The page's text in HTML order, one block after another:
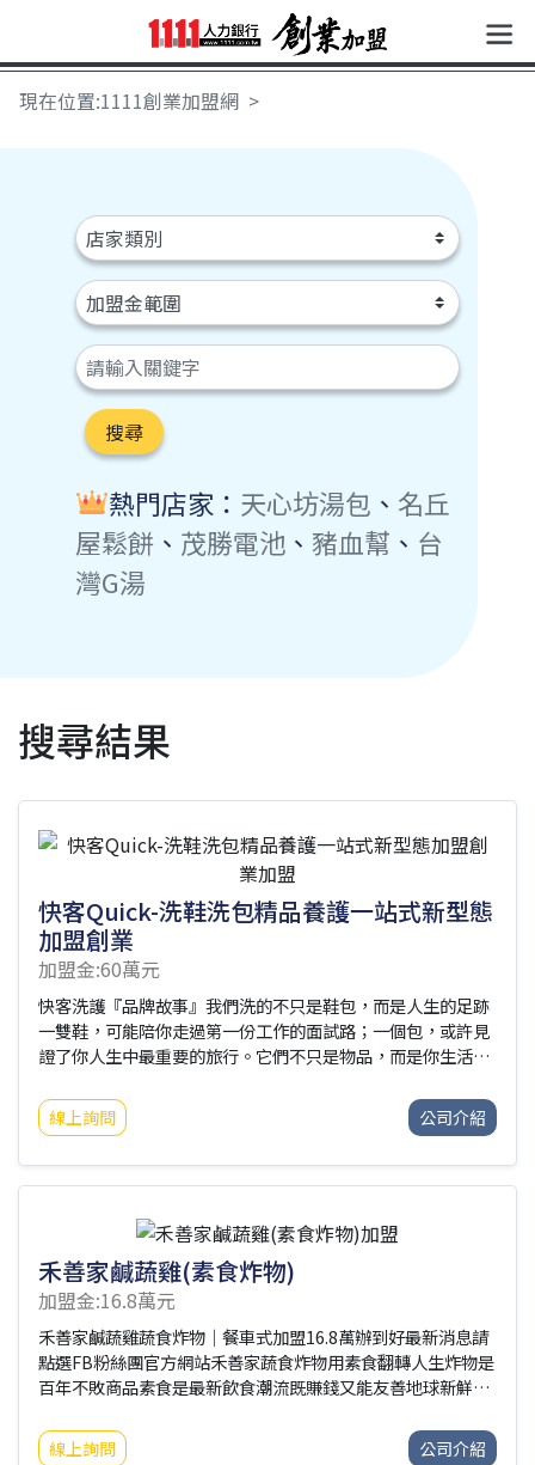
現在位置:1111創業加盟網
搜尋
熱門店家： 天心坊湯包 、 名丘
屋鬆餅 、 茂勝電池 、 豬血幫 、 台
灣G湯
搜尋結果
快客Quick-洗鞋洗包精品養護一站式新型態
加盟創業
加盟金:60萬元
快客洗護『品牌故事』我們洗的不只是鞋包，而是人生的足跡
一雙鞋，可能陪你走過第一份工作的面試路；一個包，或許見
證了你人生中最重要的旅行。它們不只是物品，而是你生活的
愛，常常被遺忘在角落。快客洗護的誕生，就是為了讓它們重
新閃耀。我們用最專業的技術、最細膩的手法，把顧客的鞋包
的不只是外表，更是那份情感的溫度。
線上詢問 公司介紹
禾善家鹹蔬雞(素食炸物)
加盟金:16.8萬元
禾善家鹹蔬雞蔬食炸物｜餐車式加盟16.8萬辦到好最新消息請
點選FB粉絲團官方網站禾善家蔬食炸物用素食翻轉人生炸物是
百年不敗商品素食是最新飲食潮流既賺錢又能友善地球新鮮食
料免受剝削、提高利潤總公司官網：
線上詢問 公司介紹